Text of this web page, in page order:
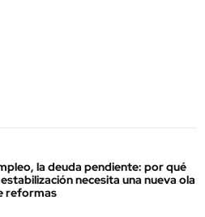
la deuda pendiente: por qué
necesita una nueva ola
reformas